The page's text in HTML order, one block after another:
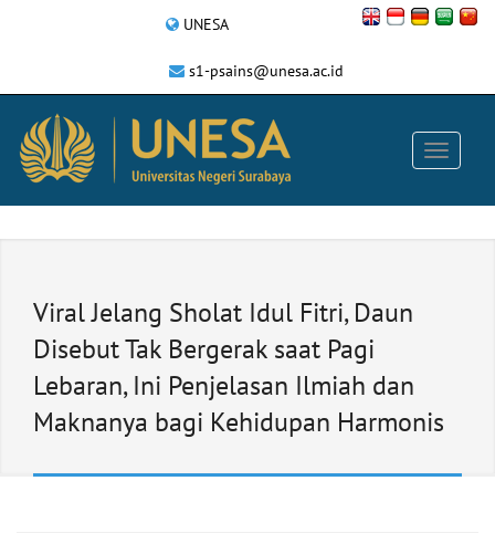
UNESA
s1-psains@unesa.ac.id
Viral Jelang Sholat Idul Fitri, Daun
Disebut Tak Bergerak saat Pagi
Lebaran, Ini Penjelasan Ilmiah dan
Maknanya bagi Kehidupan Harmonis